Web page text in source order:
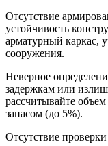
Отсутствие
устойчивость
арматурный каркас,
сооружения.
Неверное
задержкам или
рассчитывайте
запасом (до 5%).
Отсутствие